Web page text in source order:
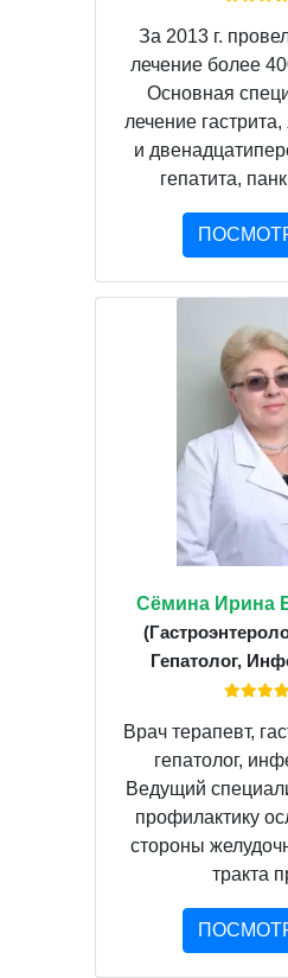
За 2013 г.
лечение более
Основная
лечение
и
гепатита,
Сёмина Ирина
Гепатолог,
Врач терапевт,
гепатолог,
Ведущий
профилактику
стороны
тракта